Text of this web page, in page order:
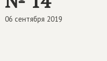
06 сентября 2019